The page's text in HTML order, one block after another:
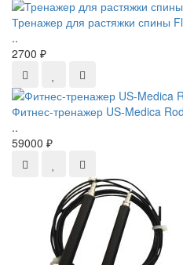
Тренажер для растяжки спины
..
2700 ₽
Фитнес-тренажер US-Medica
..
59000 ₽